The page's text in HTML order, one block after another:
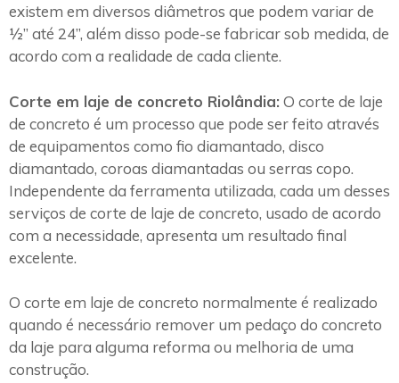
existem em diversos diâmetros que podem variar de
½” até 24”, além disso pode-se fabricar sob medida, de
acordo com a realidade de cada cliente.
Corte em laje de concreto Riolândia: O corte de laje
de concreto é um processo que pode ser feito através
de equipamentos como fio diamantado, disco
diamantado, coroas diamantadas ou serras copo.
Independente da ferramenta utilizada, cada um desses
serviços de corte de laje de concreto, usado de acordo
com a necessidade, apresenta um resultado final
excelente.
O corte em laje de concreto normalmente é realizado
quando é necessário remover um pedaço do concreto
da laje para alguma reforma ou melhoria de uma
construção.